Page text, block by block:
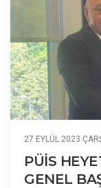
27 EYLÜL 2023
PÜİS
GENEL